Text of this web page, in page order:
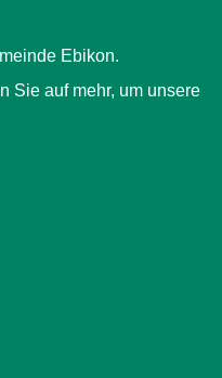
Ebikon.
Sie auf mehr, um unsere